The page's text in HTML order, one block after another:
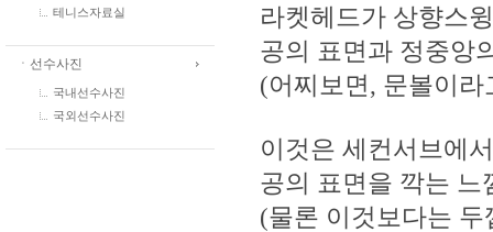
테니스자료실
ㆍ선수사진
국내선수사진
국외선수사진
라켓헤드가 상향스
공의 표면과 정중앙
(어찌보면, 문볼이
이것은 세컨서브에서
공의 표면을 깍는 느
(물론 이것보다는